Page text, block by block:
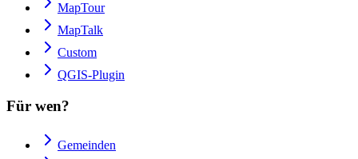
MapTour
MapTalk
Custom
QGIS-Plugin
Für wen?
Gemeinden